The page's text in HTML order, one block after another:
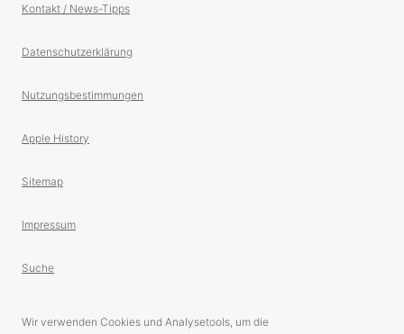
Kontakt / News-Tipps
Datenschutzerklärung
Nutzungsbestimmungen
Apple History
Sitemap
Impressum
Suche
Wir verwenden Cookies und Analysetools, um die